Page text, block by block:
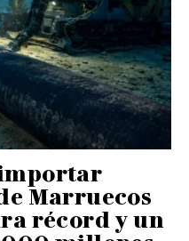
Marruecos
récord y un